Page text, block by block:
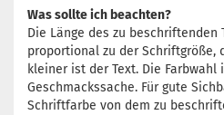
Was sollte ich beachten?
Die Länge des zu beschriftenden
proportional zu der Schriftgröße,
kleiner ist der Text. Die Farbwahl
Geschmackssache. Für gute
Schriftfarbe von dem zu